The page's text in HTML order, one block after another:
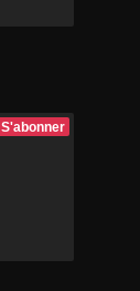
S'abonner